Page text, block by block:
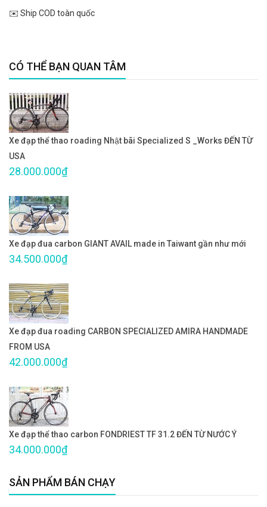
✉️ Ship COD toàn quốc
CÓ THỂ BẠN QUAN TÂM
Xe đạp thể thao roading Nhật bãi Specialized S _Works ĐẾN TỪ
USA
28.000.000₫
Xe đạp đua carbon GIANT AVAIL made in Taiwant gần như mới
34.500.000₫
Xe đạp đua roading CARBON SPECIALIZED AMIRA HANDMADE
FROM USA
42.000.000₫
Xe đạp thể thao carbon FONDRIEST TF 31.2 ĐẾN TỪ NƯỚC Ý
34.000.000₫
SẢN PHẨM BÁN CHẠY